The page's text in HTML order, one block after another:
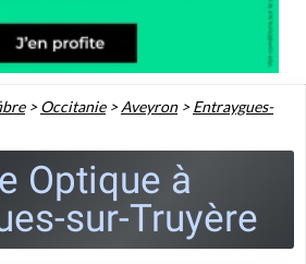
>Occitanie>Aveyron>Entraygues-
Optique à
sur-Truyère